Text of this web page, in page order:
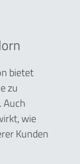
bietet
zu
Auch
wie
Kunden